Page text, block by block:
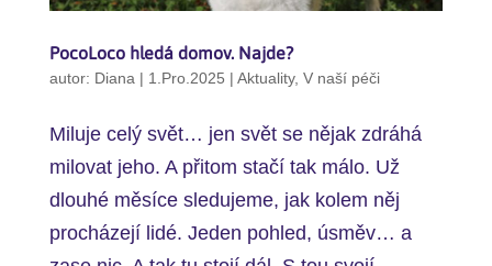
PocoLoco hledá domov. Najde?
autor: Diana | 1.Pro.2025 | Aktuality, V naší péči
Miluje celý svět… jen svět se nějak zdráhá
milovat jeho. A přitom stačí tak málo. Už
dlouhé měsíce sledujeme, jak kolem něj
procházejí lidé. Jeden pohled, úsměv… a